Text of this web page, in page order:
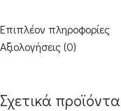
Επιπλέον πληροφορίες
Αξιολογήσεις (0)
Σχετικά προϊόντα